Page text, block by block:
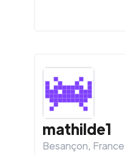
mathilde1
Besançon, France